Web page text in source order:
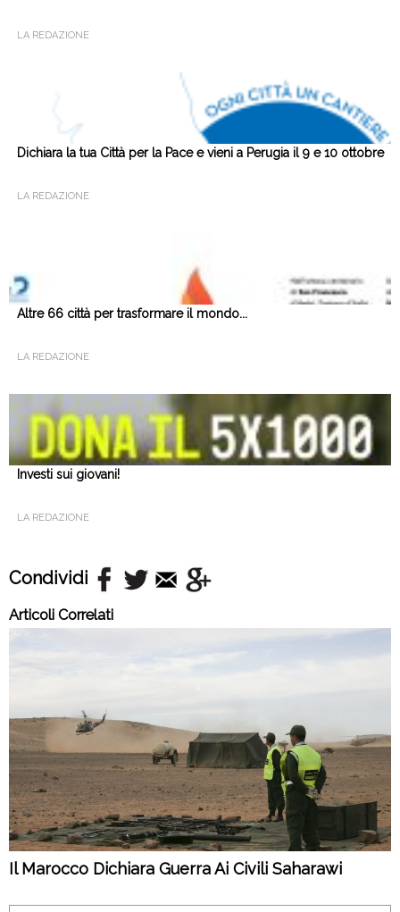
LA REDAZIONE
Dichiara la tua Città per la Pace e vieni a Perugia il 9 e 10 ottobre
LA REDAZIONE
Altre 66 città per trasformare il mondo...
LA REDAZIONE
Investi sui giovani!
LA REDAZIONE
Condividi
Articoli Correlati
Il Marocco Dichiara Guerra Ai Civili Saharawi